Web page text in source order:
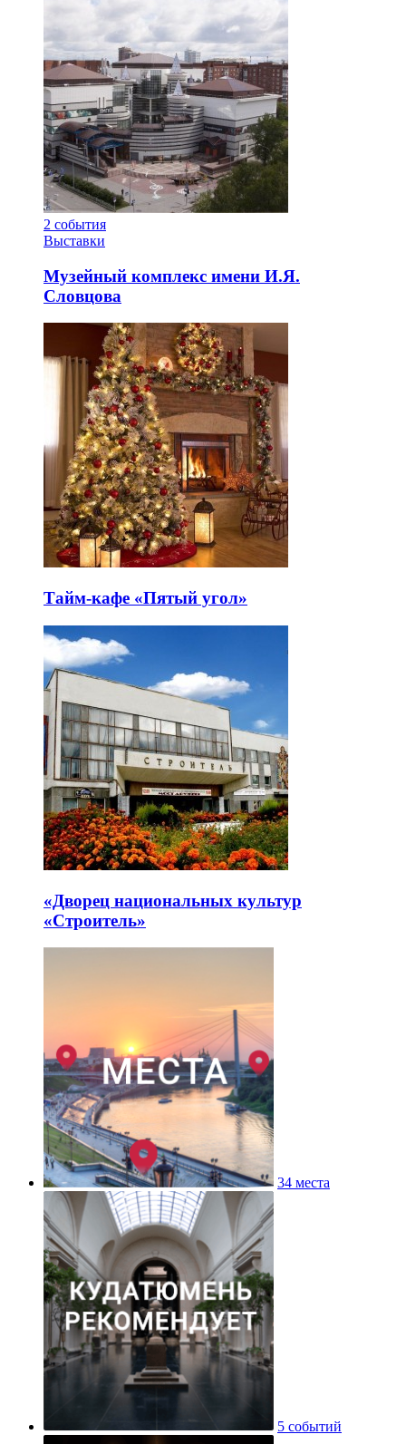
2 события
Выставки
Музейный комплекс имени И.Я.
Словцова
Тайм-кафе «Пятый угол»
«Дворец национальных культур
«Строитель»
34 места
5 событий